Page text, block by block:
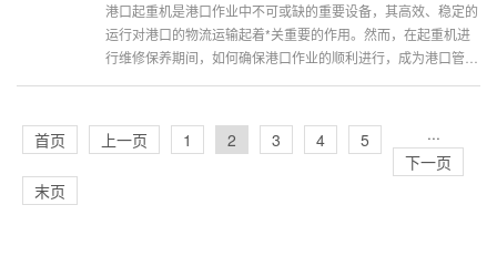
港口起重机是港口作业中不可或缺的重要设备，其高效、稳定的
运行对港口的物流运输起着*关重要的作用。然而，在起重机进
行维修保养期间，如何确保港口作业的顺利进行，成为港口管理
首页 上一页 1 2 3 4 5
···
下一页
末页